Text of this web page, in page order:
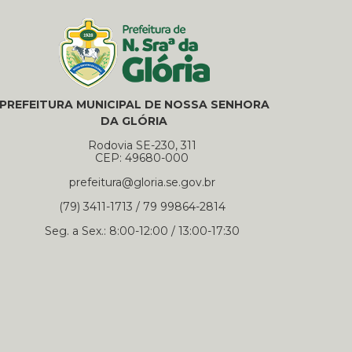
PREFEITURA MUNICIPAL DE NOSSA SENHORA
DA GLÓRIA
Rodovia SE-230, 311
CEP: 49680-000
prefeitura@gloria.se.gov.br
(79) 3411-1713 / 79 99864-2814
Seg. a Sex.: 8:00-12:00 / 13:00-17:30